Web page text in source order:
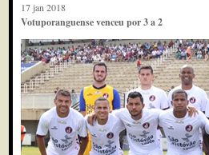
17 jan 2018
Votuporanguense venceu por 3 a 2